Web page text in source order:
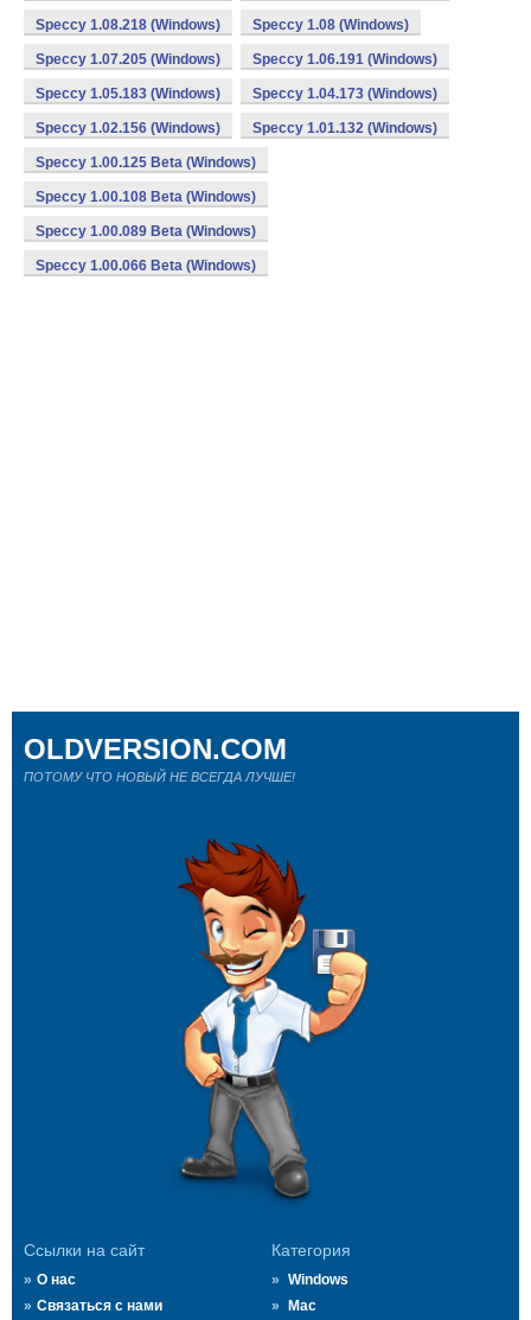
Speccy 1.08.218 (Windows) Speccy 1.08 (Windows)
Speccy 1.07.205 (Windows) Speccy 1.06.191 (Windows)
Speccy 1.05.183 (Windows) Speccy 1.04.173 (Windows)
Speccy 1.02.156 (Windows) Speccy 1.01.132 (Windows)
Speccy 1.00.125 Beta (Windows)
Speccy 1.00.108 Beta (Windows)
Speccy 1.00.089 Beta (Windows)
Speccy 1.00.066 Beta (Windows)
Ссылки на сайт
О нас
Связаться с нами
Категория
Windows
Mac
OLDVERSION.COM
ПОТОМУ ЧТО НОВЫЙ НЕ ВСЕГДА ЛУЧШЕ!